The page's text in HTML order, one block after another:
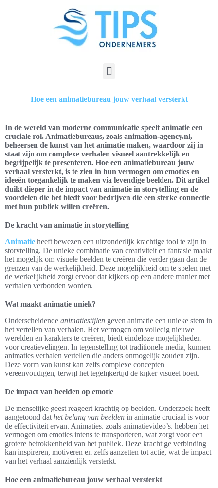
Hoe een animatiebureau jouw verhaal versterkt
In de wereld van moderne communicatie speelt animatie een
cruciale rol. Animatiebureaus, zoals animation-agency.nl,
beheersen de kunst van het animatie maken, waardoor zij in
staat zijn om complexe verhalen visueel aantrekkelijk en
begrijpelijk te presenteren. Hoe een animatiebureau jouw
verhaal versterkt, is te zien in hun vermogen om emoties en
ideeën toegankelijk te maken via levendige beelden. Dit artikel
duikt dieper in de impact van animatie in storytelling en de
voordelen die het biedt voor bedrijven die een sterke connectie
met hun publiek willen creëren.
De kracht van animatie in storytelling
Animatie heeft bewezen een uitzonderlijk krachtige tool te zijn in
storytelling. De unieke combinatie van creativiteit en fantasie maakt
het mogelijk om visuele beelden te creëren die verder gaan dan de
grenzen van de werkelijkheid. Deze mogelijkheid om te spelen met
de werkelijkheid zorgt ervoor dat kijkers op een andere manier met
verhalen verbonden worden.
Wat maakt animatie uniek?
Onderscheidende animatiestijlen geven animatie een unieke stem in
het vertellen van verhalen. Het vermogen om volledig nieuwe
werelden en karakters te creëren, biedt eindeloze mogelijkheden
voor creatievelingen. In tegenstelling tot traditionele media, kunnen
animaties verhalen vertellen die anders onmogelijk zouden zijn.
Deze vorm van kunst kan zelfs complexe concepten
vereenvoudigen, terwijl het tegelijkertijd de kijker visueel boeit.
De impact van beelden op emotie
De menselijke geest reageert krachtig op beelden. Onderzoek heeft
aangetoond dat het belang van beelden in animatie cruciaal is voor
de effectiviteit ervan. Animaties, zoals animatievideo’s, hebben het
vermogen om emoties intens te transporteren, wat zorgt voor een
grotere betrokkenheid van het publiek. Deze krachtige verbinding
kan inspireren, motiveren en zelfs aanzetten tot actie, wat de impact
van het verhaal aanzienlijk versterkt.
Hoe een animatiebureau jouw verhaal versterkt